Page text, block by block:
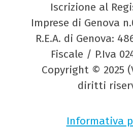
Iscrizione al
Imprese di Genova
R.E.A. di Genova:
Fiscale / P.Iva
Copyright © 2025
diritti
Informativa